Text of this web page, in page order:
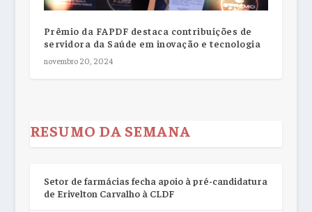
Prêmio da FAPDF destaca contribuições de
servidora da Saúde em inovação e tecnologia
novembro 20, 2024
RESUMO DA SEMANA
Setor de farmácias fecha apoio à pré-candidatura
de Erivelton Carvalho à CLDF